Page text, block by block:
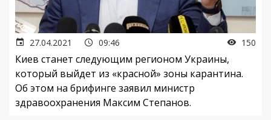
27.04.2021 09:46 150
Киев станет следующим регионом Украины,
который выйдет из «красной» зоны карантина.
Об этом на брифинге заявил министр
здравоохранения Максим Степанов.